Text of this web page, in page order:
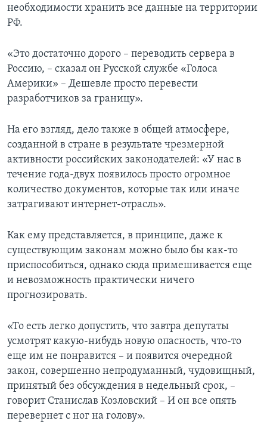
необходимости хранить все данные на территории
РФ.
«Это достаточно дорого – переводить сервера в
Россию, – сказал он Русской службе «Голоса
Америки» – Дешевле просто перевести
разработчиков за границу».
На его взгляд, дело также в общей атмосфере,
созданной в стране в результате чрезмерной
активности российских законодателей: «У нас в
течение года-двух появилось просто огромное
количество документов, которые так или иначе
затрагивают интернет-отрасль».
Как ему представляется, в принципе, даже к
существующим законам можно было бы как-то
приспособиться, однако сюда примешивается еще
и невозможность практически ничего
прогнозировать.
«То есть легко допустить, что завтра депутаты
усмотрят какую-нибудь новую опасность, что-то
еще им не понравится – и появится очередной
закон, совершенно непродуманный, чудовищный,
принятый без обсуждения в недельный срок, –
говорит Станислав Козловский – И он все опять
перевернет с ног на голову».